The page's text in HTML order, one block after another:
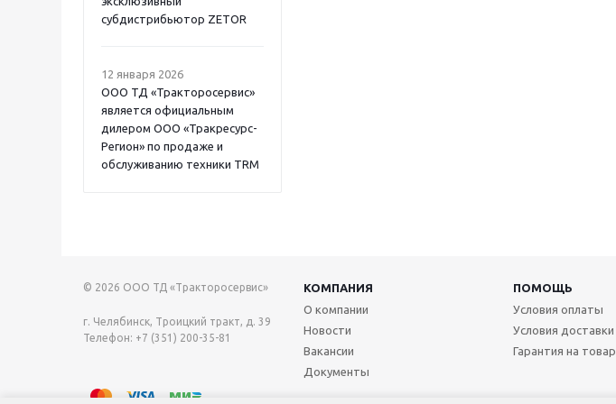
субдистрибьютор ZETOR
12 января 2026
ООО ТД «Тракторосервис»
является официальным
дилером ООО «Тракресурс-
Регион» по продаже и
обслуживанию техники TRM
© 2026 ООО ТД «Тракторосервис»
г. Челябинск, Троицкий тракт, д. 39
Телефон: +7 (351) 200-35-81
КОМПАНИЯ ПОМОЩЬ
О компании
Новости
Вакансии
Документы
Условия оплаты
Условия доставки
Гарантия на товар